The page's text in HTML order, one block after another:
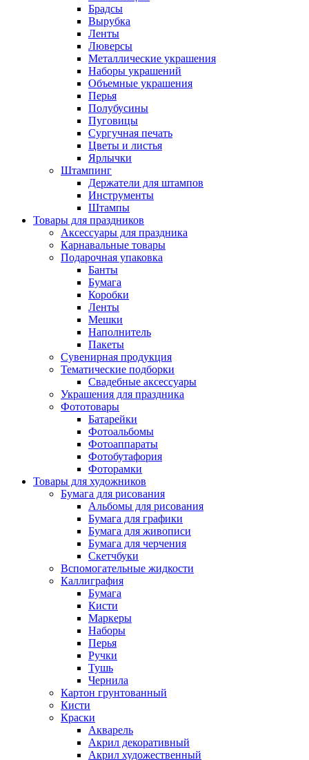
Брадсы
Вырубка
Ленты
Люверсы
Металлические украшения
Наборы украшений
Объемные украшения
Перья
Полубусины
Пуговицы
Сургучная печать
Цветы и листья
Ярлычки
Штампинг
Держатели для штампов
Инструменты
Штампы
Товары для праздников
Аксессуары для праздника
Карнавальные товары
Подарочная упаковка
Банты
Бумага
Коробки
Ленты
Мешки
Наполнитель
Пакеты
Сувенирная продукция
Тематические подборки
Свадебные аксессуары
Украшения для праздника
Фототовары
Батарейки
Фотоальбомы
Фотоаппараты
Фотобутафория
Фоторамки
Товары для художников
Бумага для рисования
Альбомы для рисования
Бумага для графики
Бумага для живописи
Бумага для черчения
Скетчбуки
Вспомогательные жидкости
Каллиграфия
Бумага
Кисти
Маркеры
Наборы
Перья
Ручки
Тушь
Чернила
Картон грунтованный
Кисти
Краски
Акварель
Акрил декоративный
Акрил художественный